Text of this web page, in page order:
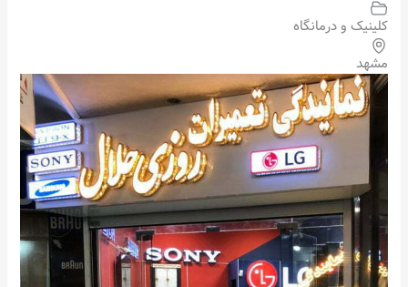
کلینیک و درمانگاه
مشهد